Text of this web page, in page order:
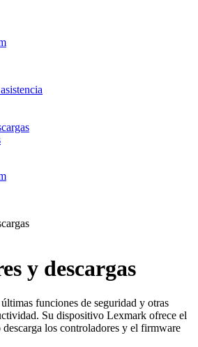
y descargas
funciones de seguridad y otras
Su dispositivo Lexmark ofrece el
los controladores y el firmware